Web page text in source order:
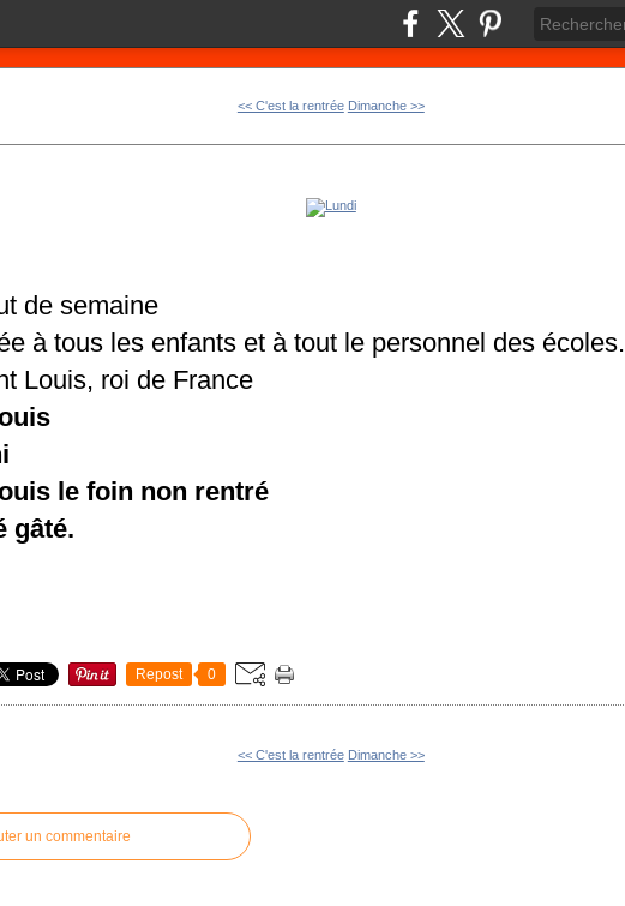
<< C'est la rentrée Dimanche >>
de semaine
à tous les enfants et à tout le personnel des écoles.
Louis, roi de France
le foin non rentré
gâté.
Repost 0
<< C'est la rentrée Dimanche >>
un commentaire